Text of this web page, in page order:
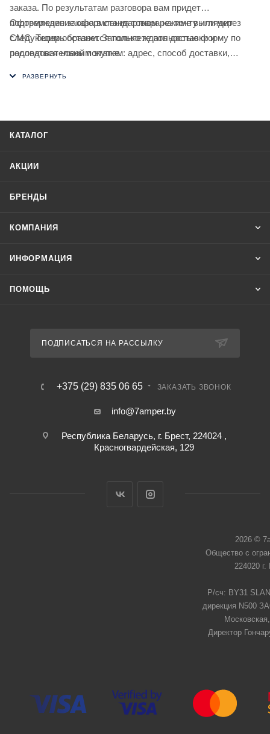
заказа. По результатам разговора вам придет
подтверждение оформления товара на почту или через
СМС. Теперь останется только ждать доставки и
радоваться новой покупке.
Оформление заказа в стандартном режиме выглядит
следующим образом. Заполняете полностью форму по
последовательным этапам: адрес, способ доставки,
КАТАЛОГ
АКЦИИ
БРЕНДЫ
КОМПАНИЯ
ИНФОРМАЦИЯ
ПОМОЩЬ
ПОДПИСАТЬСЯ НА РАССЫЛКУ
+375 (29) 835 06 65 ЗАКАЗАТЬ ЗВОНОК
info@7amper.by
Республика Беларусь, г. Брест, 224024 ,
Красногвардейская, 129
2026 ©
Общество с
224020
Р/сч: BY31
дирекция N500
Директор